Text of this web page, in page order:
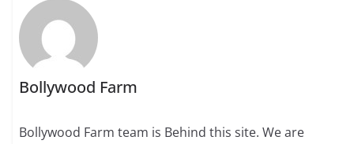
Bollywood Farm
Bollywood Farm team is Behind this site. We are